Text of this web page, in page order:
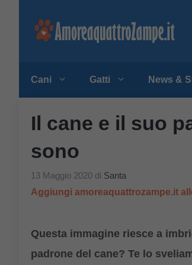
Cani Gatti News &
Il cane e il suo
sono
13 Maggio 2020 di Santa
Aggiungi amoreaquattrozampe.it
Questa immagine riesce a
padrone del cane? Te lo